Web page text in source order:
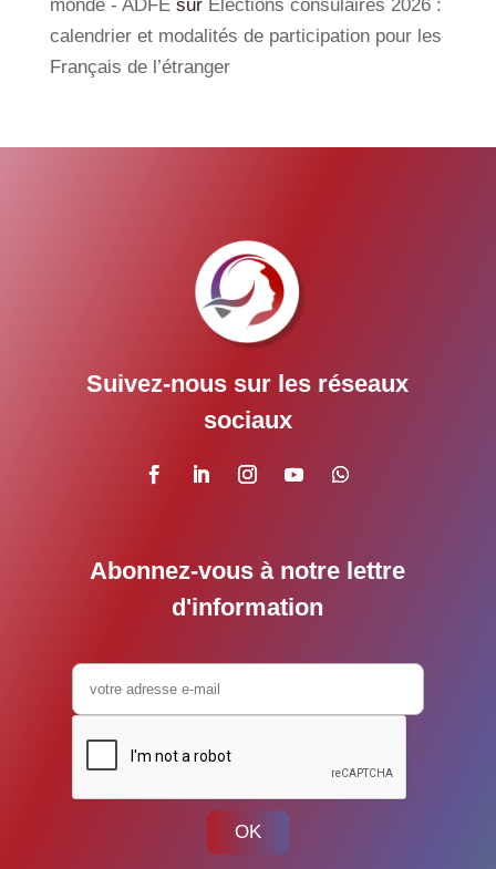
monde - ADFEsur Élections consulaires 2026 :
calendrier et modalités de participation pour les
Français de l’étranger
Suivez-nous sur les réseaux
sociaux
Abonnez-vous à notre lettre
d'information
OK